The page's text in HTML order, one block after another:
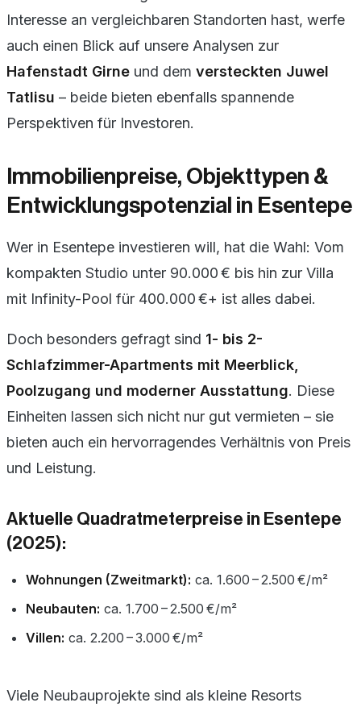
Interesse an vergleichbaren Standorten hast, werfe
auch einen Blick auf unsere Analysen zur
Hafenstadt Girne und dem versteckten Juwel
Tatlisu – beide bieten ebenfalls spannende
Perspektiven für Investoren.
Immobilienpreise, Objekttypen &
Entwicklungspotenzial in Esentepe
Wer in Esentepe investieren will, hat die Wahl: Vom
kompakten Studio unter 90.000 € bis hin zur Villa
mit Infinity-Pool für 400.000 €+ ist alles dabei.
Doch besonders gefragt sind 1- bis 2-
Schlafzimmer-Apartments mit Meerblick,
Poolzugang und moderner Ausstattung. Diese
Einheiten lassen sich nicht nur gut vermieten – sie
bieten auch ein hervorragendes Verhältnis von Preis
und Leistung.
Aktuelle Quadratmeterpreise in Esentepe
(2025):
Wohnungen (Zweitmarkt): ca. 1.600 – 2.500 €/m²
Neubauten: ca. 1.700 – 2.500 €/m²
Villen: ca. 2.200 – 3.000 €/m²
Viele Neubauprojekte sind als kleine Resorts